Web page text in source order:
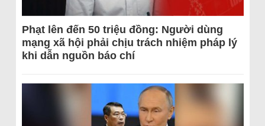
Phạt lên đến 50 triệu đồng: Người dùng
mạng xã hội phải chịu trách nhiệm pháp lý
khi dẫn nguồn báo chí